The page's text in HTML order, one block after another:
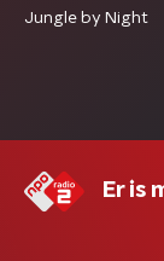
Jungle by Night
Er is